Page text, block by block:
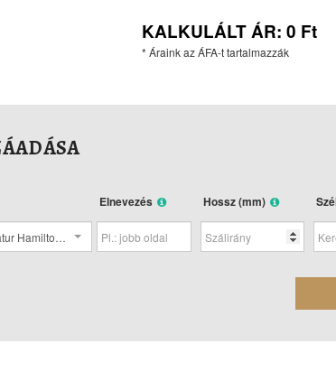
KALKULÁLT ÁR: 0 Ft
* Áraink az ÁFA-t tartalmazzák
Elnevezés Hossz (mm)
Hamilton Tölgy